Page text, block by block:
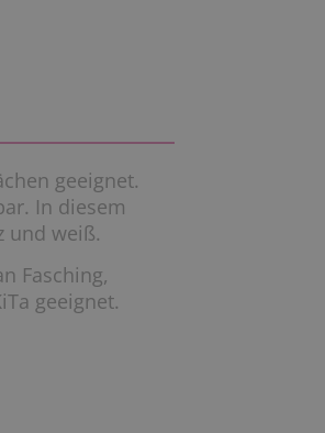
geeignet.
In diesem
und weiß.
Fasching,
geeignet.